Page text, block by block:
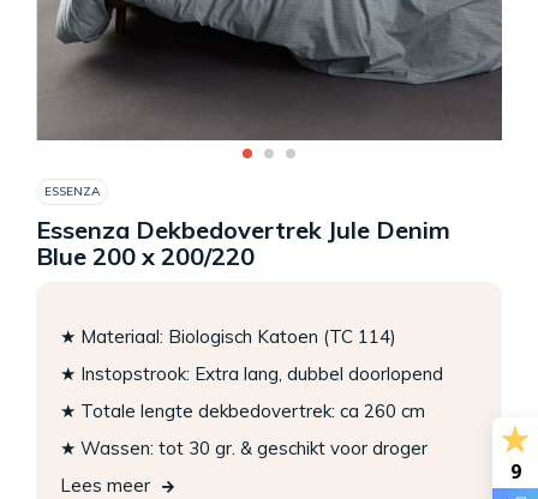
ESSENZA
Essenza Dekbedovertrek Jule Denim
Blue 200 x 200/220
★ Materiaal: Biologisch Katoen (TC 114)
★ Instopstrook: Extra lang, dubbel doorlopend
★ Totale lengte dekbedovertrek: ca 260 cm
★ Wassen: tot 30 gr. & geschikt voor droger
Lees meer
9